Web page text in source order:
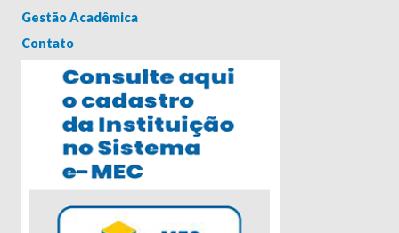
Gestão Acadêmica
Contato